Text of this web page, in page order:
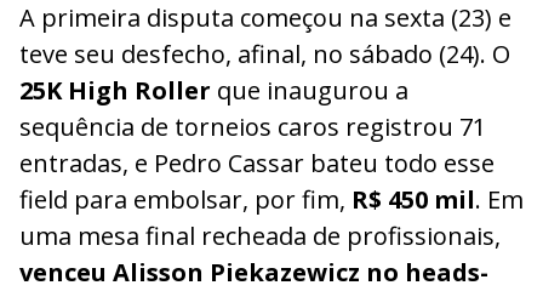
A primeira disputa começou na sexta (23) e
teve seu desfecho, afinal, no sábado (24). O
25K High Roller que inaugurou a
sequência de torneios caros registrou 71
entradas, e Pedro Cassar bateu todo esse
field para embolsar, por fim, R$ 450 mil. Em
uma mesa final recheada de profissionais,
venceu Alisson Piekazewicz no heads-